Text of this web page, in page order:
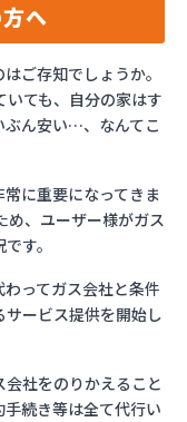
へ
ご存知でしょうか。
ても、自分の家はす
ぶん安い…、なんてこ
に重要になってきま
め、ユーザー様がガス
す。
ってガス会社と条件
ービス提供を開始し
社をのりかえること
続き等は全て代行い